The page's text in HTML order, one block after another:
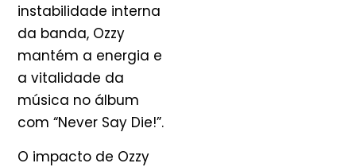
instabilidade interna
da banda, Ozzy
mantém a energia e
a vitalidade da
música no álbum
com “Never Say Die!”.
O impacto de Ozzy